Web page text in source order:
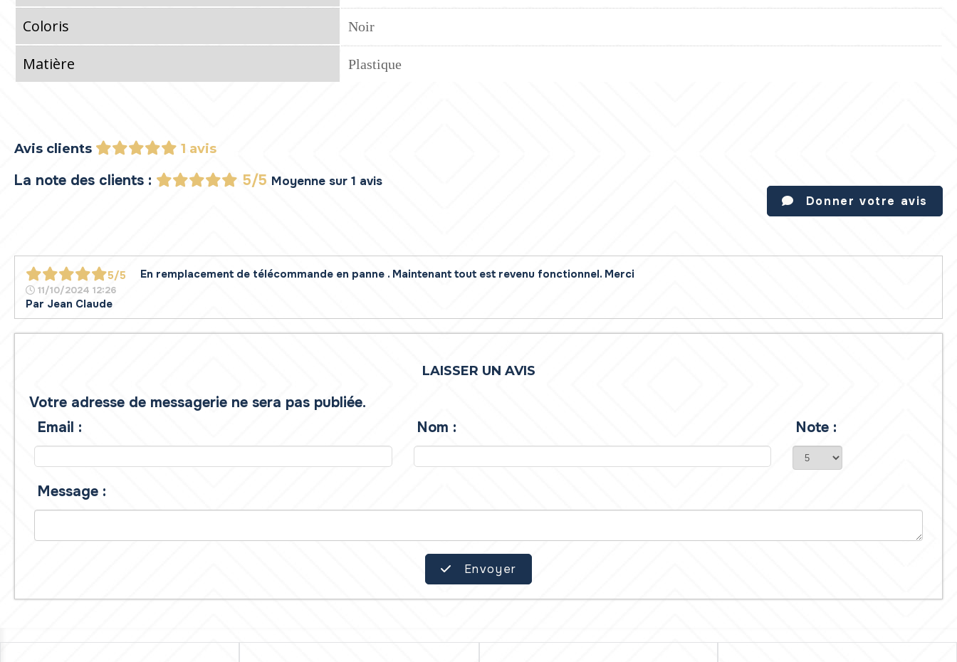
Coloris Noir
Matière Plastique
Avis clients 1 avis
La note des clients : 5/5 Moyenne sur 1 avis
Donner votre avis
5/5
11/10/2024 12:26
Par Jean Claude
En remplacement de télécommande en panne . Maintenant tout est revenu fonctionnel. Merci
LAISSER UN AVIS
Votre adresse de messagerie ne sera pas publiée.
Email :
Nom : Note :
Message :
Envoyer